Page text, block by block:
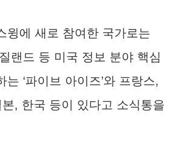
윙에 새로 참여한 국가로는
랜드 등 미국 정보 분야 핵심
‘파이브 아이즈’와 프랑스,
, 한국 등이 있다고 소식통을